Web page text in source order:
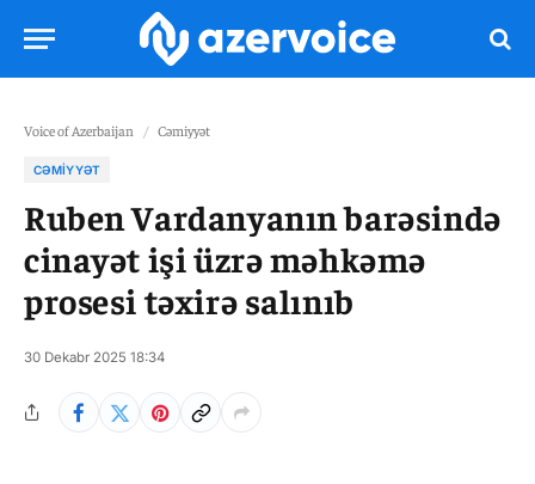
Voice of Azerbaijan / Cəmiyyət
CƏMIYYƏT
Ruben Vardanyanın barəsində
cinayət işi üzrə məhkəmə
prosesi təxirə salınıb
30 Dekabr 2025 18:34